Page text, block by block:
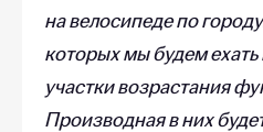
на велосипеде по
которых мы будем ехать
участки возрастания
Производная в них